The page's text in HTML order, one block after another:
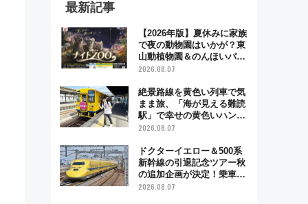
最新記事
【2026年版】夏休みに家族
で夜の動物園はいかが？東
山動植物園＆のんほいパー
ク「ナイトZOO」開催情報
2026.08.07
絶景路線を黄色い列車で気
まま旅、「海が見える難読
駅」で幸せの黄色いハンカ
チに願いを 「新・鉄道ひ
「島原鉄道」
2026.08.07
ドクターイエロー＆500系
新幹線の引退記念ツアー秋
の追加企画が決定！乗車体
験やグッズ・ホテル情報ま
2026.08.07